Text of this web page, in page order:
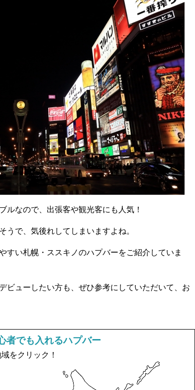
ルなので、出張客や観光客にも人気！
うで、気後れしてしまいますよね。
すい札幌・ススキノのハプバーをご紹介していま
ビューしたい方も、ぜひ参考にしていただいて、お
者でも入れるハプバー
をクリック！